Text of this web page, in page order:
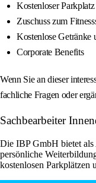
Kostenloser
Zuschuss zum
Kostenlose Getränke
Corporate Benefits
Wenn Sie an dieser
fachliche Fragen oder
Sachbearbeiter
Die IBP GmbH bietet als
persönliche
kostenlosen Parkplätzen